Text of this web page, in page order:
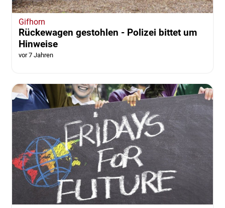
Gifhorn
Rückewagen gestohlen - Polizei bittet um
Hinweise
vor 7 Jahren